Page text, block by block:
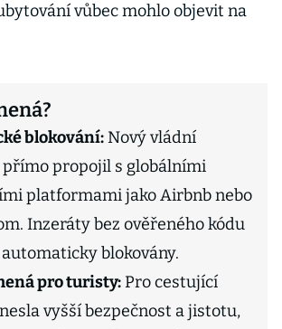
vůbec mohlo objevit na
blokování:Nový vládní
přímo propojil s globálními
platformami jako Airbnb nebo
Inzeráty bez ověřeného kódu
blokovány.
pro turisty:Pro cestující
vyšší bezpečnost a jistotu,